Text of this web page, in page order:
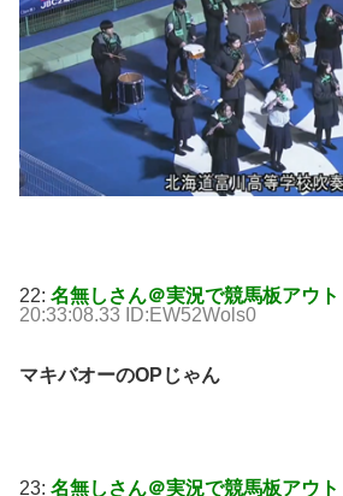
22: 名無しさん＠実況で競馬板アウト
20:33:08.33 ID:EW52Wols0
マキバオーのOPじゃん
23: 名無しさん＠実況で競馬板アウト